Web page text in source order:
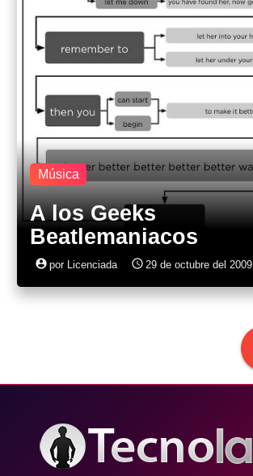
Música
A los Geeks
Beatlemaniacos
account_circle por Licenciada access_time 29 de octubre del 2009